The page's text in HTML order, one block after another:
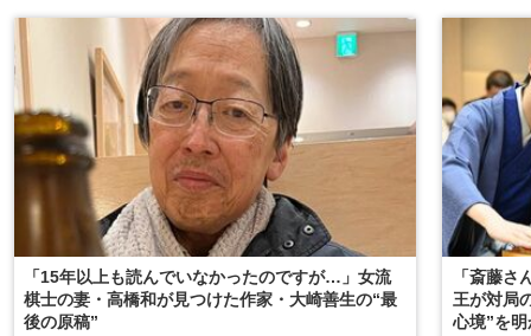
「15年以上も読んでいなかったのですが…」女流
棋士の妻・高橋和が見つけた作家・大崎善生の“最
後の原稿”
「斎藤
王が対局
心境”を